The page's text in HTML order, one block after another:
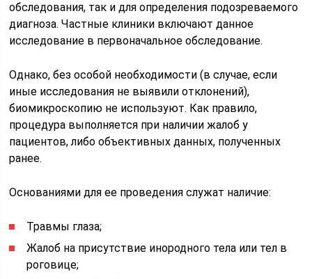
обследования, так и для определения подозреваемого
диагноза. Частные клиники включают данное
исследование в первоначальное обследование.
Однако, без особой необходимости (в случае, если
иные исследования не выявили отклонений),
биомикроскопию не используют. Как правило,
процедура выполняется при наличии жалоб у
пациентов, либо объективных данных, полученных
ранее.
Основаниями для ее проведения служат наличие:
Травмы глаза;
Жалоб на присутствие инородного тела или тел в
роговице;